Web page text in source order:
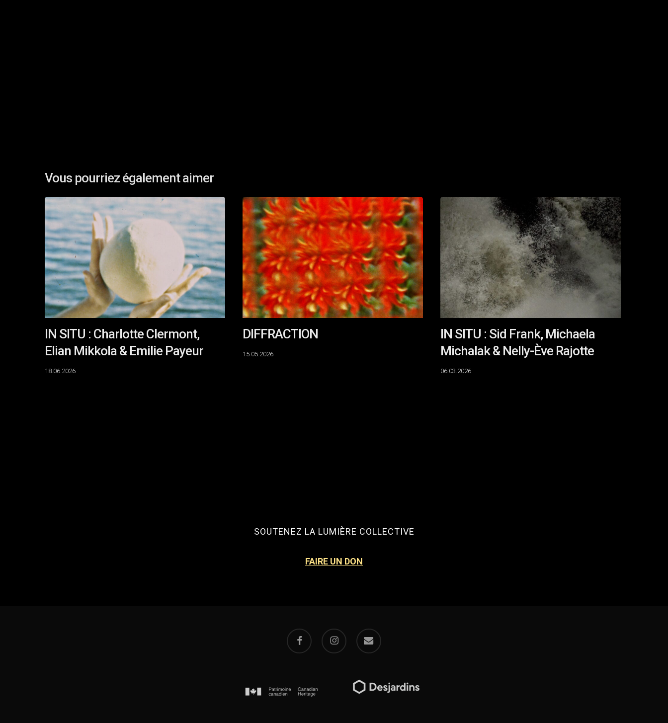
Vous pourriez également aimer
IN
SITU
:
Charlotte
Clermont,
Elian
Mikkola
&
Emilie
Payeur
IN SITU : Charlotte Clermont,
Elian Mikkola & Emilie Payeur
18.06.2026
DIFFRACTION
DIFFRACTION
15.05.2026
IN
SITU
:
Sid
Frank,
Michaela
Michalak
&
Nelly-
Ève
Rajotte
IN SITU : Sid Frank, Michaela
Michalak & Nelly-Ève Rajotte
06.03.2026
SOUTENEZ LA LUMIÈRE COLLECTIVE
FAIRE UN DON
facebook instagram email